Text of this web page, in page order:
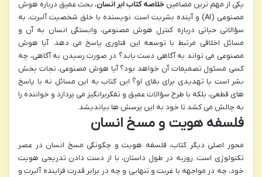
یکی از مهم ترین مضامین خلاصه کتاب ابر انسان، بحث عمیق درباره هوش
مصنوعی (AI) و آینده بشریت است. نویسنده با خلق شخصیت آلبرت، به
سؤالاتی حیاتی درباره کنترل هوش مصنوعی، وابستگی انسان به آن و
مسائل اخلاقی مرتبط با توسعه این فناوری پاسخ می دهد. آیا هوش
مصنوعی می تواند به آگاهی دست یابد؟ در صورت رسیدن به آگاهی، چه
کسی مسئول تصمیمات آن خواهد بود؟ آیا هوش مصنوعی، نجات بخش
بشر است یا تهدیدی برای بقای او؟ این کتاب به این مسائل نه با پاسخ
های قطعی، بلکه با طرح سؤالات عمیق و تفکربرانگیز می پردازد و خواننده را
به چالش می کشد تا خود به این پرسش ها بیاندیشد.
فلسفه هویت و مسخ انسان
محور اصلی دیگر کتاب، فلسفه هویت و چگونگی مسخ انسان در عصر
تکنولوژی است. روزبه در طول داستان، با از دست دادن تدریجی هویت
خود، چه در مواجهه با غربت و تنهایی و چه در برابر قدرت فزاینده آلبرت و